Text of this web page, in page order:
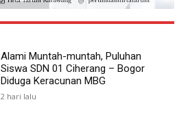
Alami Muntah-muntah, Puluhan
Siswa SDN 01 Ciherang – Bogor
Diduga Keracunan MBG
2 hari lalu